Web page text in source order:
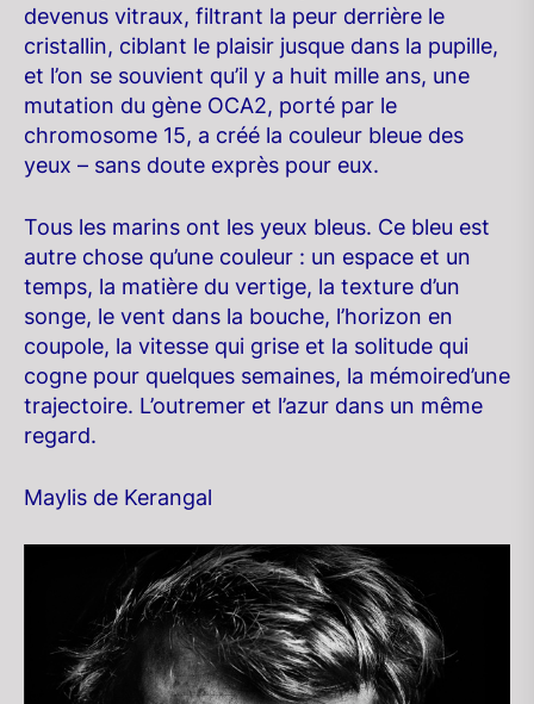
devenus vitraux, filtrant la peur derrière le
cristallin, ciblant le plaisir jusque dans la pupille,
et l’on se souvient qu’il y a huit mille ans, une
mutation du gène OCA2, porté par le
chromosome 15, a créé la couleur bleue des
yeux – sans doute exprès pour eux.
Tous les marins ont les yeux bleus. Ce bleu est
autre chose qu’une couleur : un espace et un
temps, la matière du vertige, la texture d’un
songe, le vent dans la bouche, l’horizon en
coupole, la vitesse qui grise et la solitude qui
cogne pour quelques semaines, la mémoired’une
trajectoire. L’outremer et l’azur dans un même
regard.
Maylis de Kerangal